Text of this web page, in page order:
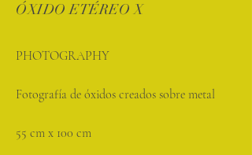
ÓXIDO ETÉREO X
PHOTOGRAPHY
Fotografía de óxidos creados sobre metal
55 cm x 100 cm